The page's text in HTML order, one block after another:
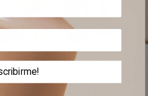
! Celebrando